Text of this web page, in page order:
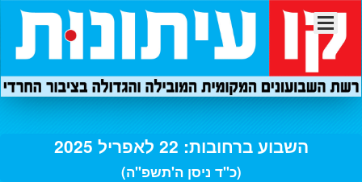
השבוע ברחובות: 22 לאפריל 2025
(כ"ד ניסן ה'תשפ"ה)